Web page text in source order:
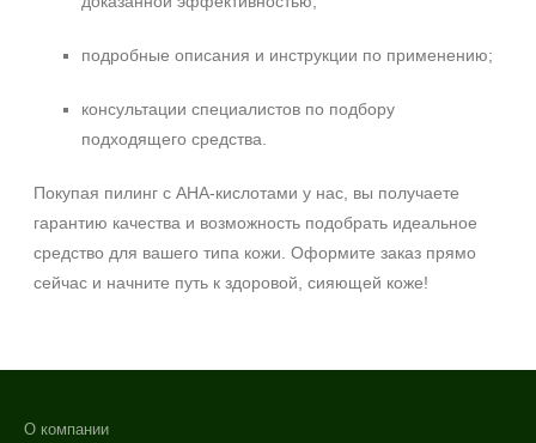
подробные описания и инструкции по применению;
консультации специалистов по подбору
подходящего средства.
Покупая пилинг с АНА‑кислотами у нас, вы получаете
гарантию качества и возможность подобрать идеальное
средство для вашего типа кожи. Оформите заказ прямо
сейчас и начните путь к здоровой, сияющей коже!
О компании